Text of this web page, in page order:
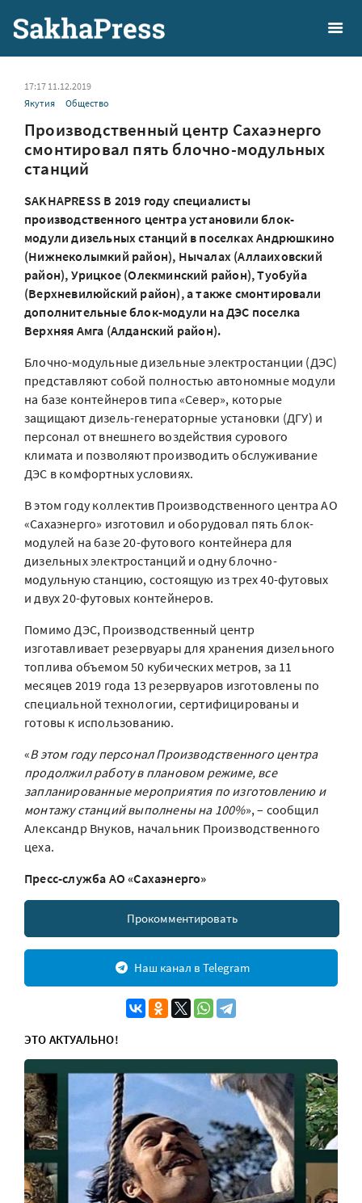
17:17 11.12.2019
Якутия
Общество
Производственный центр Сахаэнерго
смонтировал пять блочно-модульных
станций
SAKHAPRESS В 2019 году специалисты
производственного центра установили блок-
модули дизельных станций в поселках Андрюшкино
(Нижнеколымкий район), Нычалах (Аллаиховский
район), Урицкое (Олекминский район), Туобуйа
(Верхневилюйский район), а также смонтировали
дополнительные блок-модули на ДЭС поселка
Верхняя Амга (Алданский район).
Блочно-модульные дизельные электростанции (ДЭС)
представляют собой полностью автономные модули
на базе контейнеров типа «Север», которые
защищают дизель-генераторные установки (ДГУ) и
персонал от внешнего воздействия сурового
климата и позволяют производить обслуживание
ДЭС в комфортных условиях.
В этом году коллектив Производственного центра АО
«Сахаэнерго» изготовил и оборудовал пять блок-
модулей на базе 20-футового контейнера для
дизельных электростанций и одну блочно-
модульную станцию, состоящую из трех 40-футовых
и двух 20-футовых контейнеров.
Помимо ДЭС, Производственный центр
изготавливает резервуары для хранения дизельного
топлива объемом 50 кубических метров, за 11
месяцев 2019 года 13 резервуаров изготовлены по
специальной технологии, сертифицированы и
готовы к использованию.
«В этом году персонал Производственного центра
продолжил работу в плановом режиме, все
запланированные мероприятия по изготовлению и
монтажу станций выполнены на 100%», – сообщил
Александр Внуков, начальник Производственного
цеха.
Пресс-служба АО «Сахаэнерго»
Прокомментировать
Наш канал в Telegram
ЭТО АКТУАЛЬНО!